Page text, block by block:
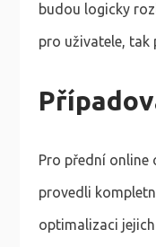
budou logicky
pro uživatele, tak
Pro přední online
provedli
optimalizaci